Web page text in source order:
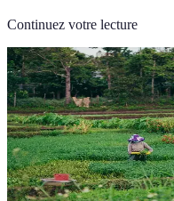
Continuez votre lecture